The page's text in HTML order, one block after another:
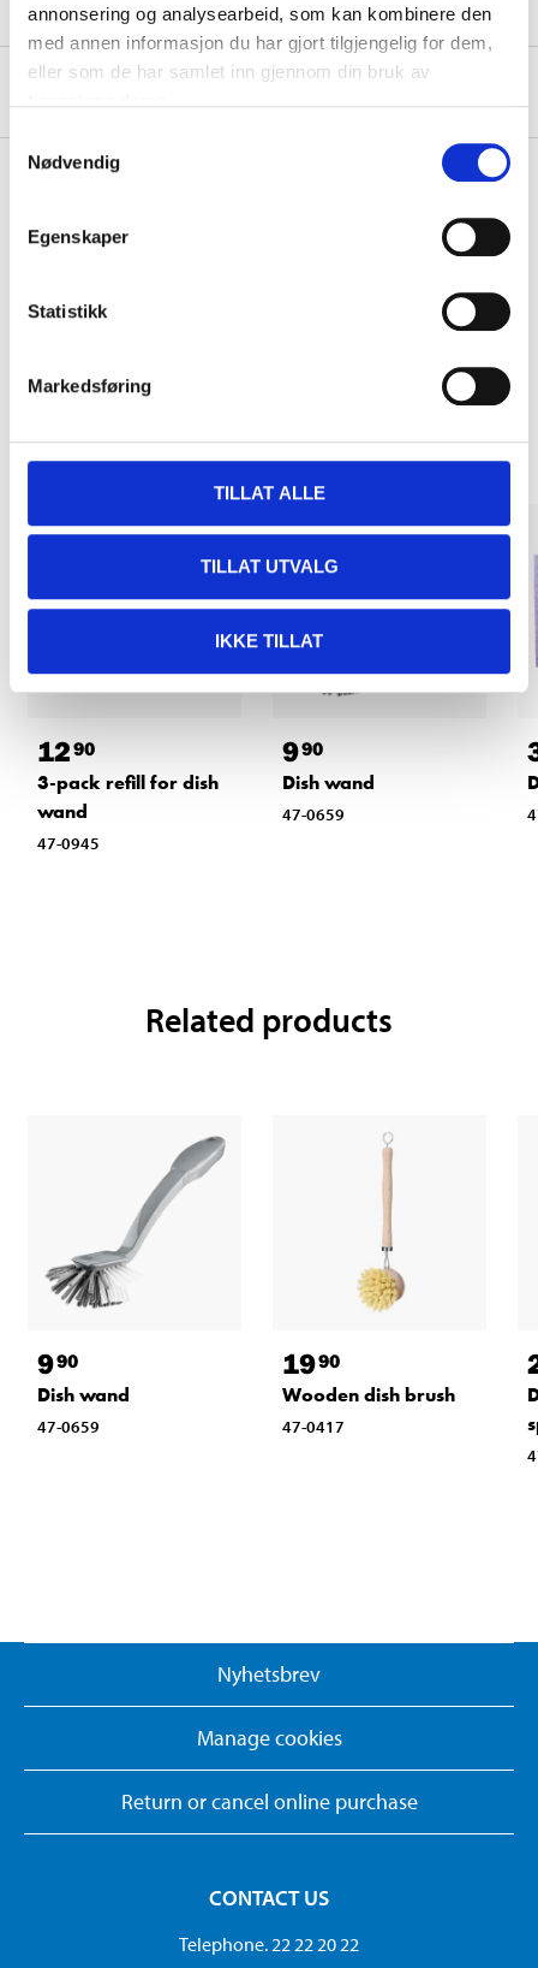
annonsering og analysearbeid, som kan kombinere den
med annen informasjon du har gjort tilgjengelig for dem,
eller som de har samlet inn gjennom din bruk av
Samtykkevalg
Nødvendig
Egenskaper
Statistikk
Markedsføring
TILLAT ALLE
TILLAT UTVALG
IKKE TILLAT
About the manufacturer
Other customers also bought
1290
3-pack refill for dish
wand
47-0945
990
Dish wand
47-0659
Related products
990
Dish wand
47-0659
1990
Wooden dish brush
47-0417
Nyhetsbrev
Manage cookies
Return or cancel online purchase
CONTACT US
Telephone. 22 22 20 22